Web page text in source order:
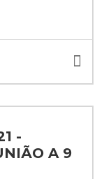
-
A 9